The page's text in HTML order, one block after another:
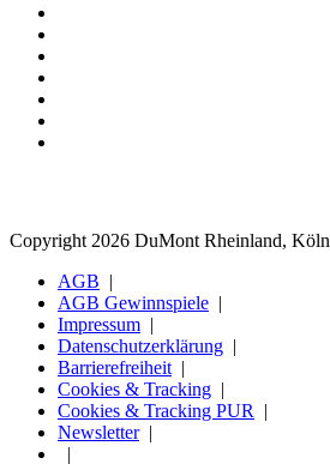
Copyright 2026 DuMont Rheinland, Köln
AGB
AGB Gewinnspiele
Impressum
Datenschutzerklärung
Barrierefreiheit
Cookies & Tracking
Cookies & Tracking PUR
Newsletter